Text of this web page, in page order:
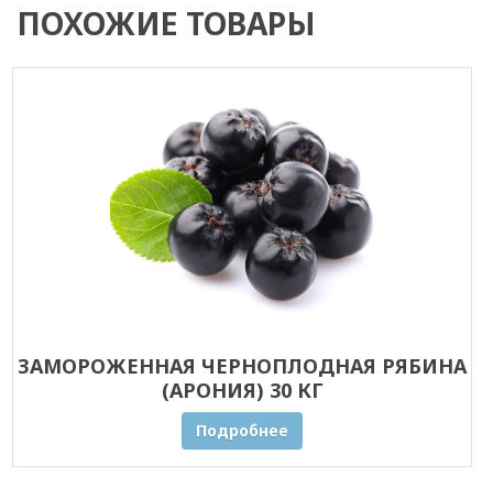
ПОХОЖИЕ ТОВАРЫ
ЗАМОРОЖЕННАЯ ЧЕРНОПЛОДНАЯ РЯБИНА
(АРОНИЯ) 30 КГ
Подробнее